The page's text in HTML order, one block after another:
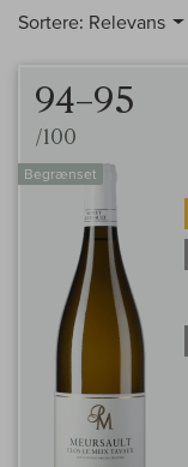
Sortere: Relevans
94–95
/100
Begrænset